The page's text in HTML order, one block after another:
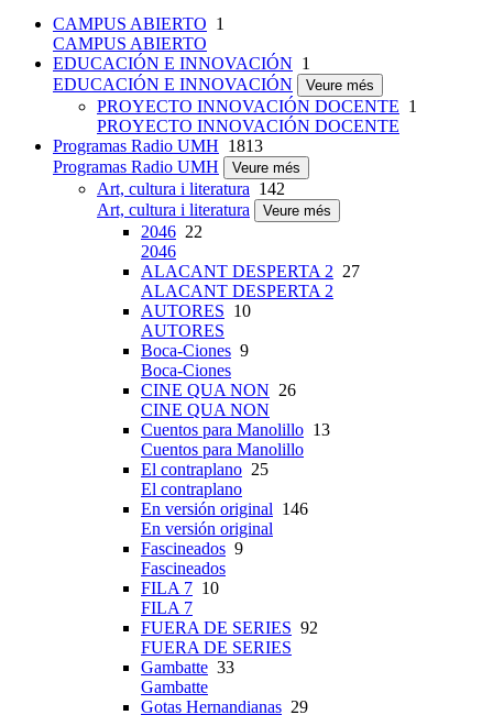
CAMPUS ABIERTO 1
CAMPUS ABIERTO
EDUCACIÓN E INNOVACIÓN 1
EDUCACIÓN E INNOVACIÓN
Veure més
PROYECTO INNOVACIÓN DOCENTE 1
PROYECTO INNOVACIÓN DOCENTE
Programas Radio UMH 1813
Programas Radio UMH
Veure més
Art, cultura i literatura 142
Art, cultura i literatura
Veure més
2046 22
2046
ALACANT DESPERTA 2 27
ALACANT DESPERTA 2
AUTORES 10
AUTORES
Boca-Ciones 9
Boca-Ciones
CINE QUA NON 26
CINE QUA NON
Cuentos para Manolillo 13
Cuentos para Manolillo
El contraplano 25
El contraplano
En versión original 146
En versión original
Fascineados 9
Fascineados
FILA 7 10
FILA 7
FUERA DE SERIES 92
FUERA DE SERIES
Gambatte 33
Gambatte
Gotas Hernandianas 29